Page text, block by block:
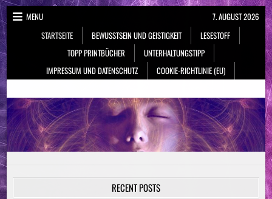
Skip
to
content
MENU
STARTSEITE
BEWUSSTSEIN UND GEISTIGKEIT
LESESTOFF
TOPP PRINTBÜCHER
UNTERHALTUNGSTIPP
IMPRESSUM UND DATENSCHUTZ
COOKIE-RICHTLINIE (EU)
7. AUGUST 2026
NeueSpiritualität.de
RECENT POSTS